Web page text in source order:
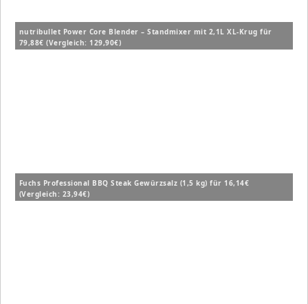
nutribullet Power Core Blender – Standmixer mit 2,1L XL-Krug für
79,88€ (Vergleich: 129,90€)
Fuchs Professional BBQ Steak Gewürzsalz (1,5 kg) für 16,14€
(Vergleich: 23,94€)